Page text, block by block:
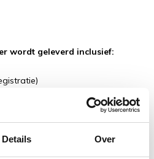
Details Over
wordt geleverd inclusief:
(geldig tot 6